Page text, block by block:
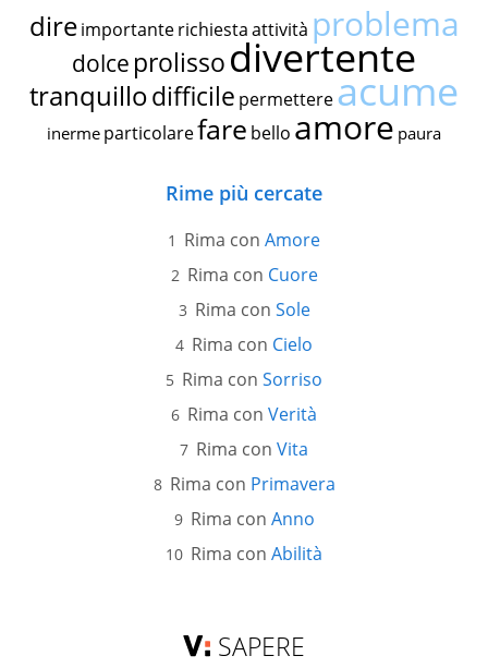
dire importante richiestaattività problema
dolce prolissodivertente
tranquillodifficile permettereacume
inerme particolarefare bello amore paura
Rime più cercate
Rima con Amore
Rima con Cuore
Rima con Sole
Rima con Cielo
Rima con Sorriso
Rima con Verità
Rima con Vita
Rima con Primavera
Rima con Anno
Rima con Abilità
SAPERE